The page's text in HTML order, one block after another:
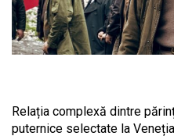
Relația complexă dintre
puternice selectate la